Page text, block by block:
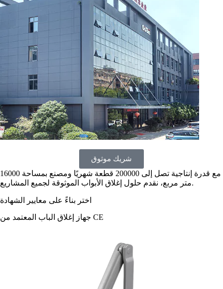
شريك موثوق
مع قدرة إنتاجية تصل إلى 200000 قطعة شهريًا ومصنع بمساحة 16000
متر مربع، نقدم حلول إغلاق الأبواب الموثوقة لجميع المشاريع.
اختر بناءً على معايير الشهادة
جهاز إغلاق الباب المعتمد من CE